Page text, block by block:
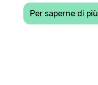
Per saperne di più